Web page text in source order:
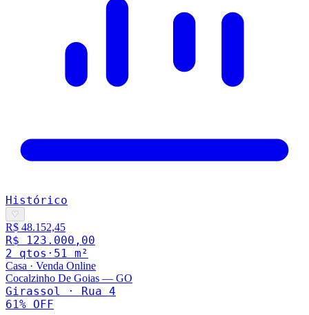
Histórico
♡
R$ 48.152,45
R$ 123.000,00
2 qtos · 51 m²
Casa · Venda Online
Cocalzinho De Goias — GO
Girassol · Rua 4
61% OFF